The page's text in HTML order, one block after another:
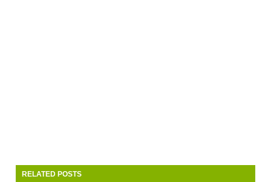
RELATED POSTS